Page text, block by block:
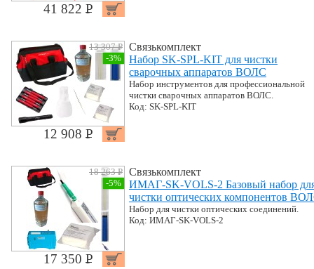
41 822 P УБ.
13 307 PУБ.
-3%
12 908 P УБ.
Связькомплект
Набор SK-SPL-KIT для чистки
сварочных аппаратов ВОЛС
Набор инструментов для профессиональной
чистки сварочных аппаратов ВОЛС.
Код: SK-SPL-KIT
18 263 PУБ.
-5%
17 350 P УБ.
Связькомплект
ИМАГ-SK-VOLS-2 Базовый набор
чистки оптических компонентов
Набор для чистки оптических соединений.
Код: ИМАГ-SK-VOLS-2